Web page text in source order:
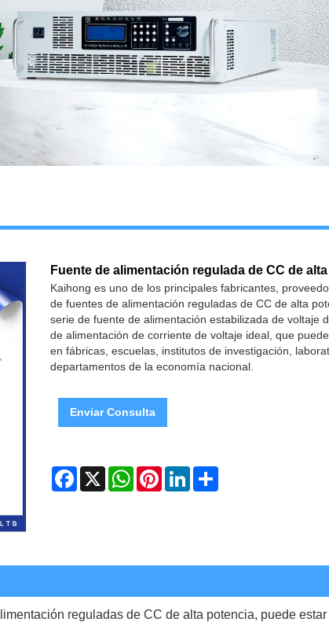
Fuente de alimentación regulada de CC de
Kaihong es uno de los principales fabricantes,
de fuentes de alimentación reguladas de CC de alta
serie de fuente de alimentación estabilizada de voltaje
de alimentación de corriente de voltaje ideal, que
en fábricas, escuelas, institutos de investigación,
departamentos de la economía nacional.
Enviar Consulta
Facebook
X WhatsAppPinterestLinkedInShare
reguladas de CC de alta potencia, puede